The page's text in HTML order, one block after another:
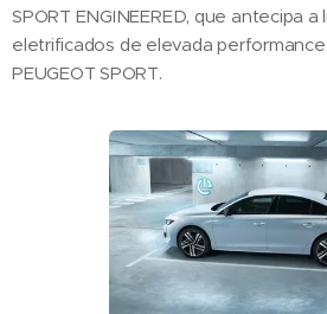
SPORT ENGINEERED, que antecipa
eletrificados de elevada
PEUGEOT SPORT.